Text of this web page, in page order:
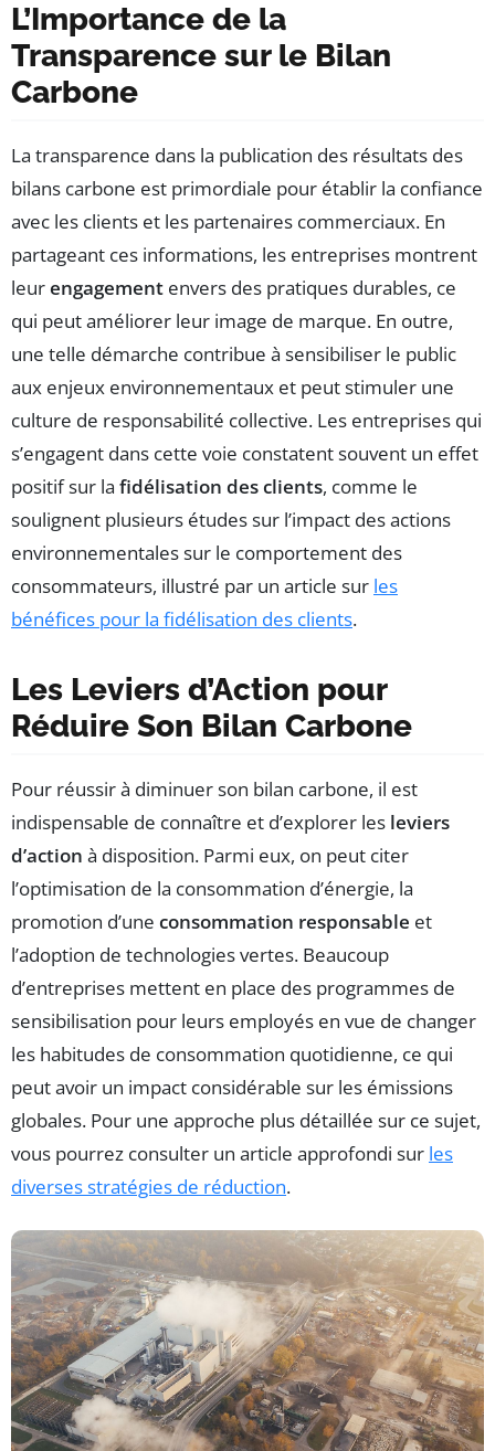
L’Importance de la
Transparence sur le Bilan
Carbone
La transparence dans la publication des résultats des
bilans carbone est primordiale pour établir la confiance
avec les clients et les partenaires commerciaux. En
partageant ces informations, les entreprises montrent
leurengagement envers des pratiques durables, ce
qui peut améliorer leur image de marque. En outre,
une telle démarche contribue à sensibiliser le public
aux enjeux environnementaux et peut stimuler une
culture de responsabilité collective. Les entreprises qui
s’engagent dans cette voie constatent souvent un effet
positif sur la fidélisation des clients, comme le
soulignent plusieurs études sur l’impact des actions
environnementales sur le comportement des
consommateurs, illustré par un article sur les
bénéfices pour la fidélisation des clients.
Les Leviers d’Action pour
Réduire Son Bilan Carbone
Pour réussir à diminuer son bilan carbone, il est
indispensable de connaître et d’explorer les leviers
d’action à disposition. Parmi eux, on peut citer
l’optimisation de la consommation d’énergie, la
promotion d’une consommation responsable et
l’adoption de technologies vertes. Beaucoup
d’entreprises mettent en place des programmes de
sensibilisation pour leurs employés en vue de changer
les habitudes de consommation quotidienne, ce qui
peut avoir un impact considérable sur les émissions
globales. Pour une approche plus détaillée sur ce sujet,
vous pourrez consulter un article approfondi sur les
diverses stratégies de réduction.